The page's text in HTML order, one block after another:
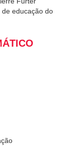
educação do